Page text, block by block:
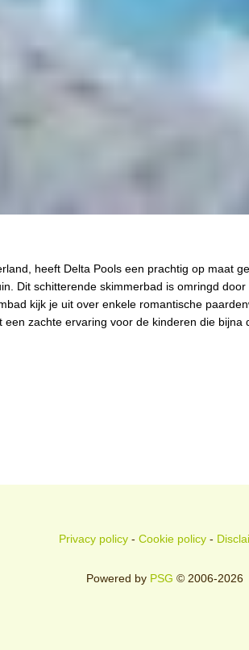
heeft Delta Pools een prachtig op maat
Dit schitterende skimmerbad is omringd
kijk je uit over enkele romantische
zachte ervaring voor de kinderen die bijna
Privacy policy - Cookie policy -
Powered by PSG © 2006-2026